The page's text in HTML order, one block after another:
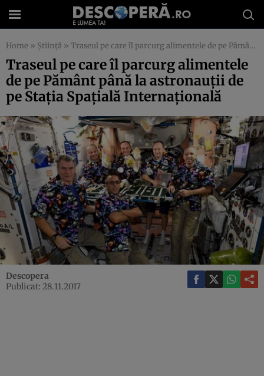
Home » Știință » Traseul pe care îl parcurg alimentele de pe Pământ până la astronauţii de pe Staţia Spaţială Internaţională
Traseul pe care îl parcurg alimentele
de pe Pământ până la astronauţii de
pe Staţia Spaţială Internaţională
Descopera
Publicat: 28.11.2017